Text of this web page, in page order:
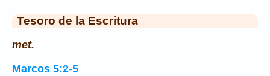
Tesoro de la Escritura
met.
Marcos 5:2-5